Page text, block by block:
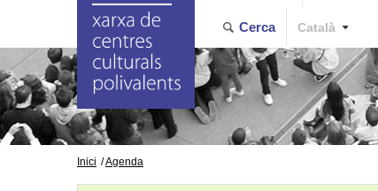
Cerca Català
Inici Agenda